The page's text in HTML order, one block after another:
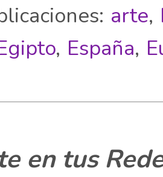
arte,
, España,
en tus